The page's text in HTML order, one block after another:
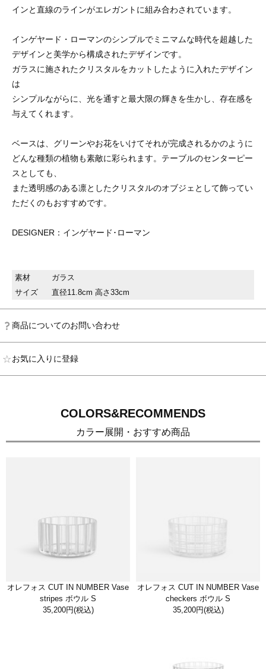
インと直線のラインがエレガントに組み合わされています。
インゲヤード・ローマンのシンプルでミニマムな時代を超越した
デザインと美学から構成されたデザインです。
ガラスに施されたクリスタルをカットしたように入れたデザイン
は
シンプルながらに、光を通すと最大限の輝きを生かし、存在感を
与えてくれます。
ベースは、グリーンやお花をいけてそれが完成されるかのように
どんな種類の植物も素敵に彩られます。テーブルのセンターピー
スとしても、
また透明感のある凛としたクリスタルのオブジェとして飾ってい
ただくのもおすすめです。
DESIGNER：インゲヤード･ローマン
素材
ガラス
サイズ
直径11.8cm 高さ33cm
商品についてのお問い合わせ
お気に入りに登録
COLORS&RECOMMENDS
カラー展開・おすすめ商品
オレフォス CUT IN NUMBER Vase
stripes ボウル S
35,200円(税込)
オレフォス CUT IN NUMBER Vase
checkers ボウル S
35,200円(税込)